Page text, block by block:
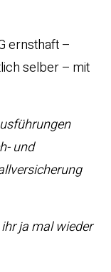
ernsthaft –
selber – mit
und
ja mal wieder